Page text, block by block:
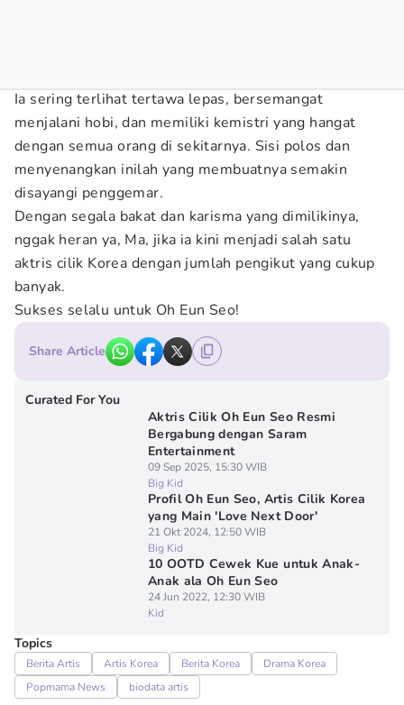
Ia sering terlihat tertawa lepas, bersemangat
menjalani hobi, dan memiliki kemistri yang hangat
dengan semua orang di sekitarnya. Sisi polos dan
menyenangkan inilah yang membuatnya semakin
disayangi penggemar.
Dengan segala bakat dan karisma yang dimilikinya,
nggak heran ya, Ma, jika ia kini menjadi salah satu
aktris cilik Korea dengan jumlah pengikut yang cukup
banyak.
Sukses selalu untuk Oh Eun Seo!
Share Article
Curated For You
Aktris Cilik Oh Eun Seo Resmi
Bergabung dengan Saram
Entertainment
09 Sep 2025, 15:30 WIB
Big Kid
Profil Oh Eun Seo, Artis Cilik Korea
yang Main 'Love Next Door'
21 Okt 2024, 12:50 WIB
Big Kid
10 OOTD Cewek Kue untuk Anak-
Anak ala Oh Eun Seo
24 Jun 2022, 12:30 WIB
Kid
Topics
Berita Artis Artis Korea Berita Korea
Drama Korea
Popmama News
biodata artis